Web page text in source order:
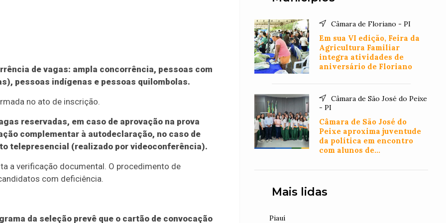
de vagas: ampla concorrência, pessoas com
pessoas indígenas e pessoas quilombolas.
no ato de inscrição.
reservadas, em caso de aprovação na prova
complementar à autodeclaração, no caso de
telepresencial (realizado por videoconferência).
a verificação documental. O procedimento de
com deficiência.
da seleção prevê que o cartão de convocação
Câmara de Floriano - PI
Em sua VI edição, Feira da
Agricultura Familiar
integra atividades de
aniversário de Floriano
Câmara de São José do Peixe
- PI
Câmara de São José do
Peixe aproxima juventude
da política em encontro
com alunos de
Mais lidas
Piauí